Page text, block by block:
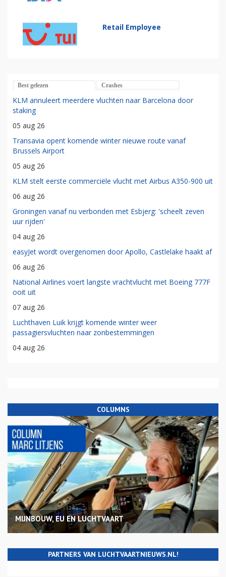
Retail Employee
Best gelezen Crashes
KLM annuleert meerdere vluchten naar Barcelona door
staking
05 aug 26
Transavia opent komende winter nieuwe route vanaf
Brussels Airport
05 aug 26
KLM stelt eerste commerciële vlucht met Airbus A350-900 uit
06 aug 26
Groningen vanaf nu verbonden met Esbjerg: 'scheelt zeven
uur rijden'
04 aug 26
easyJet wordt overgenomen door Apollo, Castlelake haakt af
06 aug 26
National Airlines voert langste vrachtvlucht met Boeing 777F
ooit uit
07 aug 26
Luchthaven Luik krijgt komende winter weer
passagiersvluchten naar zonbestemmingen
04 aug 26
COLUMNS
MIJNBOUW, EU EN LUCHTVAART
PARTNERS VAN LUCHTVAARTNIEUWS.NL!